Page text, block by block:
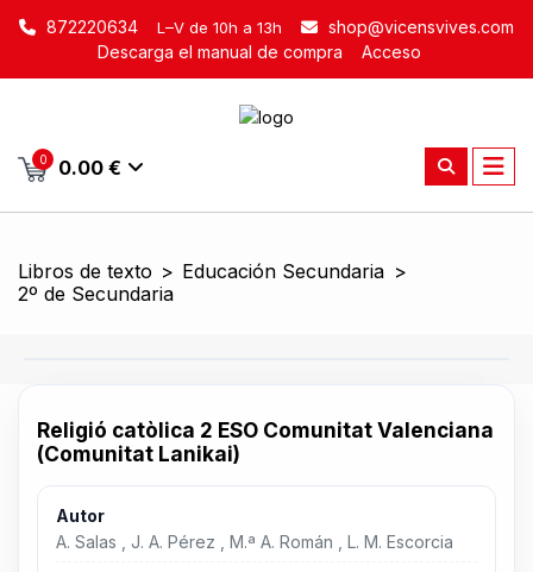
872220634 L–V de 10h a 13h
shop@vicensvives.com
Descarga el manual de compra
Acceso
0 0.00 €
Libros de texto > Educación Secundaria >
2º de Secundaria
Religió catòlica 2 ESO Comunitat Valenciana
(Comunitat Lanikai)
Autor
A. Salas , J. A. Pérez , M.ª A. Román , L. M. Escorcia